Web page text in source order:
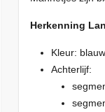
Herkenning
Kleur:
Achterlijf: